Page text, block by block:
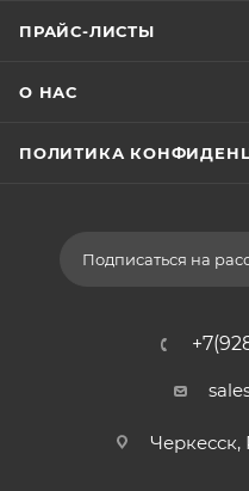
ПРАЙС-ЛИСТЫ
О НАС
ПОЛИТИКА
Подписаться на